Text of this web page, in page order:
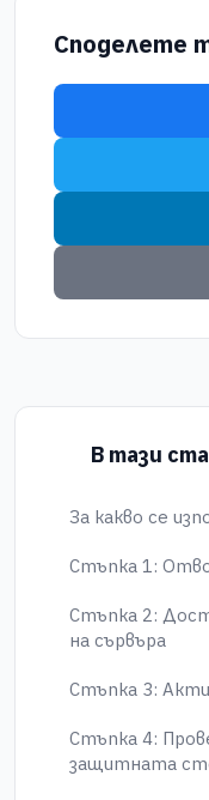
Споделете
В тази
За какво се
Стъпка 1:
Стъпка 2:
на сървъра
Стъпка 3:
Стъпка 4:
защитната